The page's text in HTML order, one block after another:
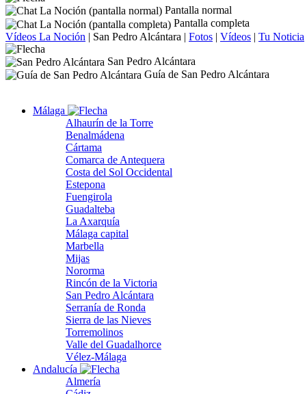
Pantalla normal
Pantalla completa
Vídeos La Noción | San Pedro Alcántara | Fotos | Vídeos | Tu Noticia
San Pedro Alcántara
Guía de San Pedro Alcántara
Málaga
Alhaurín de la Torre
Benalmádena
Cártama
Comarca de Antequera
Costa del Sol Occidental
Estepona
Fuengirola
Guadalteba
La Axarquía
Málaga capital
Marbella
Mijas
Nororma
Rincón de la Victoria
San Pedro Alcántara
Serranía de Ronda
Sierra de las Nieves
Torremolinos
Valle del Guadalhorce
Vélez-Málaga
Andalucía
Almería